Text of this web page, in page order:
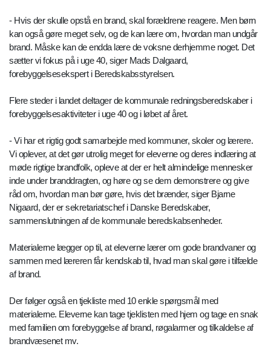
- Hvis der skulle opstå en brand, skal forældrene reagere. Men børn
kan også gøre meget selv, og de kan lære om, hvordan man undgår
brand. Måske kan de endda lære de voksne derhjemme noget. Det
sætter vi fokus på i uge 40, siger Mads Dalgaard,
forebyggelsesekspert i Beredskabsstyrelsen.
Flere steder i landet deltager de kommunale redningsberedskaber i
forebyggelsesaktiviteter i uge 40 og i løbet af året.
- Vi har et rigtig godt samarbejde med kommuner, skoler og lærere.
Vi oplever, at det gør utrolig meget for eleverne og deres indlæring at
møde rigtige brandfolk, opleve at der er helt almindelige mennesker
inde under branddragten, og høre og se dem demonstrere og give
råd om, hvordan man bør gøre, hvis det brænder, siger Bjarne
Nigaard, der er sekretariatschef i Danske Beredskaber,
sammenslutningen af de kommunale beredskabsenheder.
Materialerne lægger op til, at eleverne lærer om gode brandvaner og
sammen med læreren får kendskab til, hvad man skal gøre i tilfælde
af brand.
Der følger også en tjekliste med 10 enkle spørgsmål med
materialerne. Eleverne kan tage tjeklisten med hjem og tage en snak
med familien om forebyggelse af brand, røgalarmer og tilkaldelse af
brandvæsenet mv.